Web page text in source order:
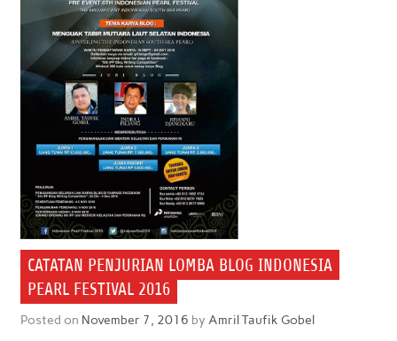
CATATAN PENJURIAN LOMBA BLOG INDONESIA
PEARL FESTIVAL 2016
Posted on November 7, 2016 by Amril Taufik Gobel